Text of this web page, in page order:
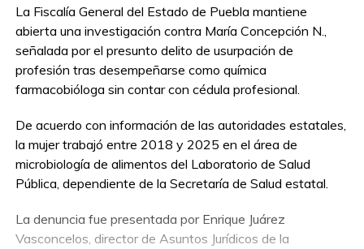
La Fiscalía General del Estado de Puebla mantiene
abierta una investigación contra María Concepción N.,
señalada por el presunto delito de usurpación de
profesión tras desempeñarse como química
farmacobióloga sin contar con cédula profesional.
De acuerdo con información de las autoridades estatales,
la mujer trabajó entre 2018 y 2025 en el área de
microbiología de alimentos del Laboratorio de Salud
Pública, dependiente de la Secretaría de Salud estatal.
La denuncia fue presentada por Enrique Juárez
Vasconcelos, director de Asuntos Jurídicos de la